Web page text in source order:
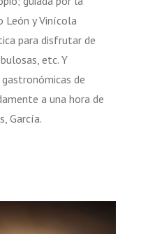
León y Vinícola
para disfrutar de
etc. Y
de
a una hora de
García.